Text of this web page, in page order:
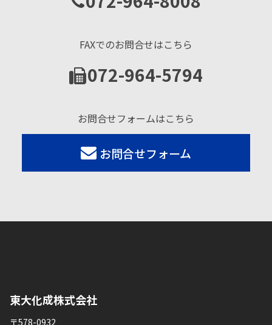
FAXでのお問合せはこちら
072-964-5794
お問合せフォームはこちら
お問合せフォーム
東大化成株式会社
〒578-0932